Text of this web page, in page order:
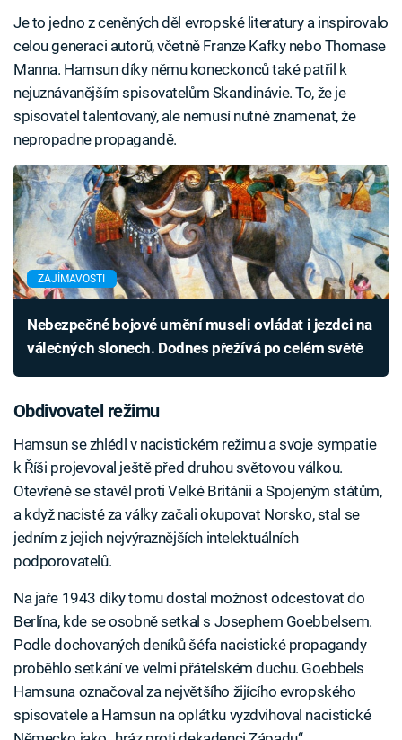
Je to jedno z ceněných děl evropské literatury a inspirovalo
celou generaci autorů, včetně Franze Kafky nebo Thomase
Manna. Hamsun díky němu koneckonců také patřil k
nejuznávanějším spisovatelům Skandinávie. To, že je
spisovatel talentovaný, ale nemusí nutně znamenat, že
nepropadne propagandě.
ZAJÍMAVOSTI
Nebezpečné bojové umění museli ovládat i jezdci na
válečných slonech. Dodnes přežívá po celém světě
Obdivovatel režimu
Hamsun se zhlédl v nacistickém režimu a svoje sympatie
k Říši projevoval ještě před druhou světovou válkou.
Otevřeně se stavěl proti Velké Británii a Spojeným státům,
a když nacisté za války začali okupovat Norsko, stal se
jedním z jejich nejvýraznějších intelektuálních
podporovatelů.
Na jaře 1943 díky tomu dostal možnost odcestovat do
Berlína, kde se osobně setkal s Josephem Goebbelsem.
Podle dochovaných deníků šéfa nacistické propagandy
proběhlo setkání ve velmi přátelském duchu. Goebbels
Hamsuna označoval za největšího žijícího evropského
spisovatele a Hamsun na oplátku vyzdvihoval nacistické